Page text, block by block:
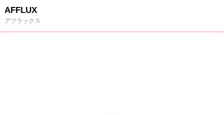
AFFLUX
アフラックス